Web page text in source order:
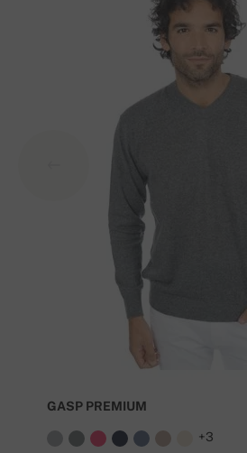
GASP PREMIUM
+3